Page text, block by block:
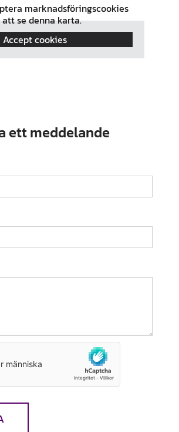
marknadsföringscookies
se denna karta.
Accept cookies
ett meddelande